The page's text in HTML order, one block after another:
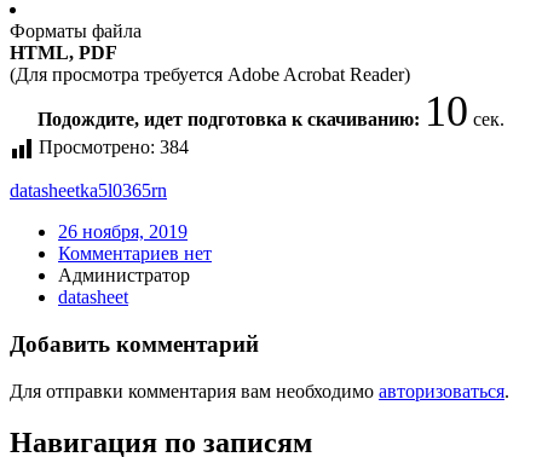
Форматы файла
HTML, PDF
(Для просмотра требуется Adobe Acrobat Reader)
Подождите, идет подготовка к скачиванию: 10 сек.
Просмотрено: 384
datasheetka5l0365rn
26 ноября, 2019
Комментариев нет
Администратор
datasheet
Добавить комментарий
Для отправки комментария вам необходимо авторизоваться.
Навигация по записям